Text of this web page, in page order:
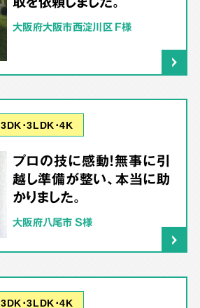
大阪府大阪市西淀川区 F様
3DK･3LDK･4K
プロの技に感動！無事に引
越し準備が整い、本当に助
かりました。
大阪府八尾市 S様
3DK･3LDK･4K